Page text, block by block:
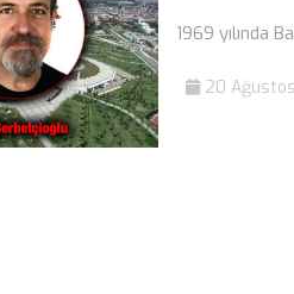
1969 yılında
20 Ağustos